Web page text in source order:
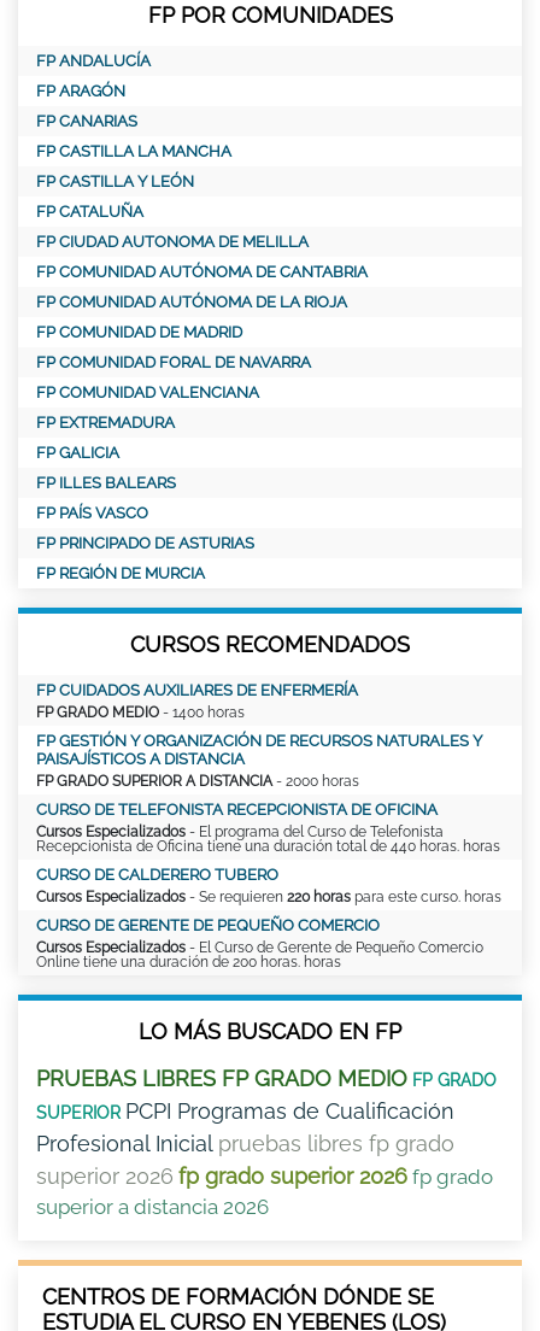
FP POR COMUNIDADES
FP ANDALUCÍA
FP ARAGÓN
FP CANARIAS
FP CASTILLA LA MANCHA
FP CASTILLA Y LEÓN
FP CATALUÑA
FP CIUDAD AUTONOMA DE MELILLA
FP COMUNIDAD AUTÓNOMA DE CANTABRIA
FP COMUNIDAD AUTÓNOMA DE LA RIOJA
FP COMUNIDAD DE MADRID
FP COMUNIDAD FORAL DE NAVARRA
FP COMUNIDAD VALENCIANA
FP EXTREMADURA
FP GALICIA
FP ILLES BALEARS
FP PAÍS VASCO
FP PRINCIPADO DE ASTURIAS
FP REGIÓN DE MURCIA
CURSOS RECOMENDADOS
FP CUIDADOS AUXILIARES DE ENFERMERÍA
FP GRADO MEDIO - 1400 horas
FP GESTIÓN Y ORGANIZACIÓN DE RECURSOS NATURALES Y
PAISAJÍSTICOS A DISTANCIA
FP GRADO SUPERIOR A DISTANCIA - 2000 horas
CURSO DE TELEFONISTA RECEPCIONISTA DE OFICINA
Cursos Especializados - El programa del Curso de Telefonista
Recepcionista de Oficina tiene una duración total de 440 horas. horas
CURSO DE CALDERERO TUBERO
Cursos Especializados - Se requieren 220 horas para este curso. horas
CURSO DE GERENTE DE PEQUEÑO COMERCIO
Cursos Especializados - El Curso de Gerente de Pequeño Comercio
Online tiene una duración de 200 horas. horas
LO MÁS BUSCADO EN FP
PRUEBAS LIBRES FP GRADO MEDIO FP GRADO
SUPERIOR PCPI Programas de Cualificación
Profesional Inicial pruebas libres fp grado
superior 2026 fp grado superior 2026 fp grado
superior a distancia 2026
CENTROS DE FORMACIÓN DÓNDE SE
ESTUDIA EL CURSO EN YEBENES (LOS)